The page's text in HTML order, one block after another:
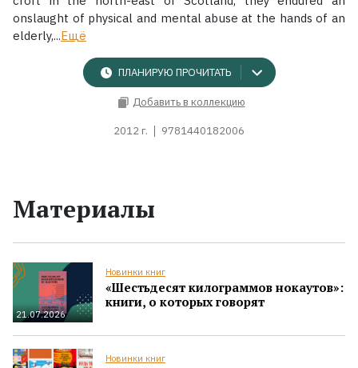
Экранизации
Коллекции
onslaught of physical and mental abuse at the hands of an
elderly,...Ещё
ПЛАНИРУЮ ПРОЧИТАТЬ
Добавить в коллекцию
2012 г. 9781440182006
Материалы
21.07.2026
Новинки книг
«Шестьдесят килограммов нокаутов»:
книги, о которых говорят
Новинки книг